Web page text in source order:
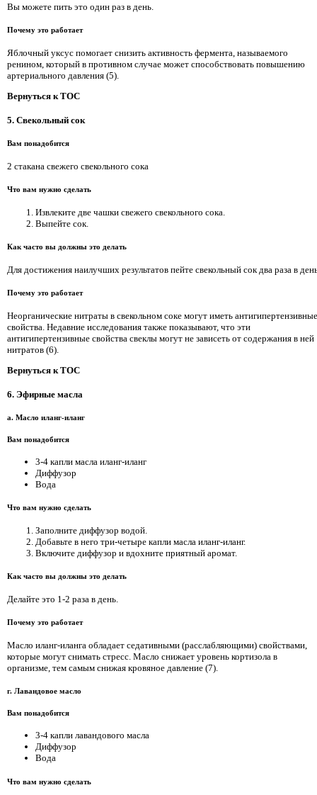
Вы можете пить это один раз в день.
Почему это работает
Яблочный уксус помогает снизить активность фермента, называемого
ренином, который в противном случае может способствовать повышению
артериального давления (5).
Вернуться к TOC
5. Свекольный сок
Вам понадобится
2 стакана свежего свекольного сока
Что вам нужно сделать
Извлеките две чашки свежего свекольного сока.
Выпейте сок.
Как часто вы должны это делать
Для достижения наилучших результатов пейте свекольный сок два раза в
Почему это работает
Неорганические нитраты в свекольном соке могут иметь антигипертензивные
свойства. Недавние исследования также показывают, что эти
антигипертензивные свойства свеклы могут не зависеть от содержания в ней
нитратов (6).
Вернуться к TOC
6. Эфирные масла
a. Масло иланг-иланг
Вам понадобится
3-4 капли масла иланг-иланг
Диффузор
Вода
Что вам нужно сделать
Заполните диффузор водой.
Добавьте в него три-четыре капли масла иланг-иланг.
Включите диффузор и вдохните приятный аромат.
Как часто вы должны это делать
Делайте это 1-2 раза в день.
Почему это работает
Масло иланг-иланга обладает седативными (расслабляющими) свойствами,
которые могут снимать стресс. Масло снижает уровень кортизола в
организме, тем самым снижая кровяное давление (7).
г. Лавандовое масло
Вам понадобится
3-4 капли лавандового масла
Диффузор
Вода
Что вам нужно сделать